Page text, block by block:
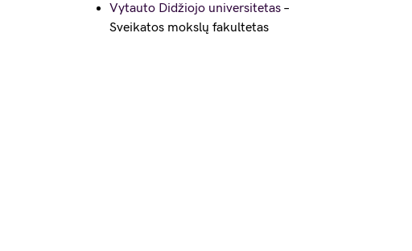
Vytauto Didžiojo universitetas –
Sveikatos mokslų fakultetas